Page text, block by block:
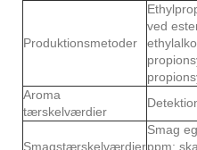
Produktionsmetoder
ved
Aroma
tærskelværdier
Smagstærskelværdier
Smag
ppm: